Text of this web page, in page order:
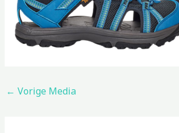
← Vorige Media